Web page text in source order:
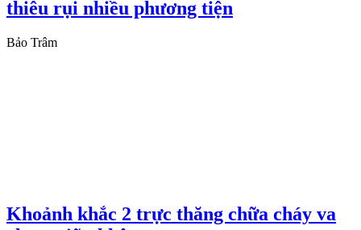
thiêu rụi nhiều phương tiện
Bảo Trâm
Khoảnh khắc 2 trực thăng chữa cháy va